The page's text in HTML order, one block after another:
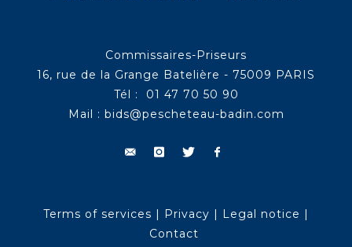
Commissaires-Priseurs
16, rue de la Grange Batelière - 75009 PARIS
Tél : 01 47 70 50 90
Mail : bids@pescheteau-badin.com
Terms of services | Privacy | Legal notice |
Contact